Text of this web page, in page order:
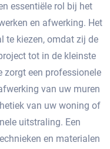
essentiële rol bij het
en afwerking. Het
te kiezen, omdat zij de
tot in de kleinste
zorgt een professionele
van uw muren
van uw woning of
uitstraling.​ Een
en materialen